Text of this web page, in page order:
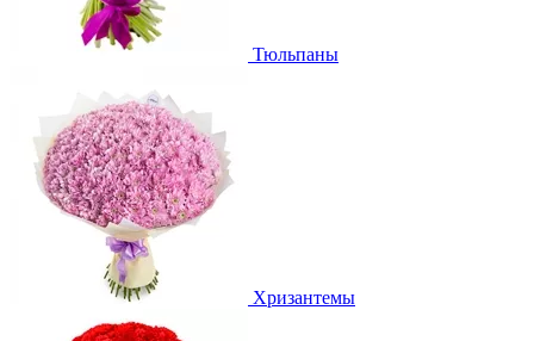
Тюльпаны
Хризантемы